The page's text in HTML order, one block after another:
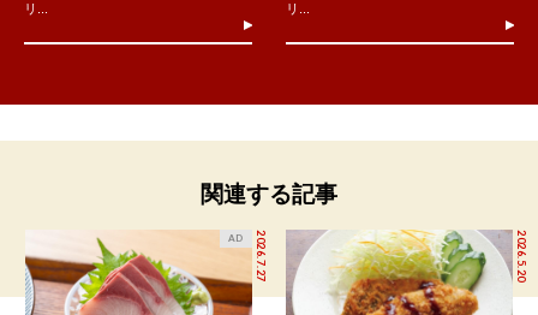
リ...
リ...
関連する記事
2026.7.27
AD 2026.5.20